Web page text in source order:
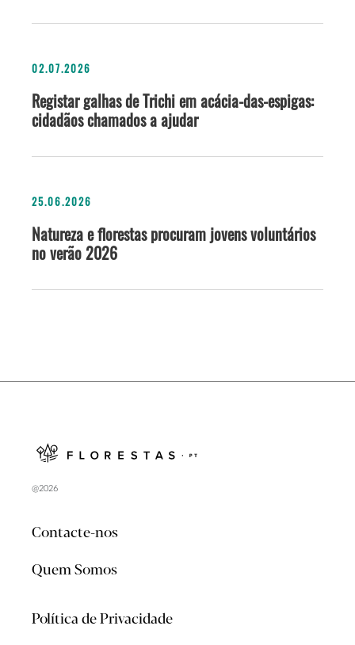
02.07.2026
Registar galhas de Trichi em acácia-das-espigas:
cidadãos chamados a ajudar
25.06.2026
Natureza e florestas procuram jovens voluntários
no verão 2026
@2026
Contacte-nos
Quem Somos
Política de Privacidade